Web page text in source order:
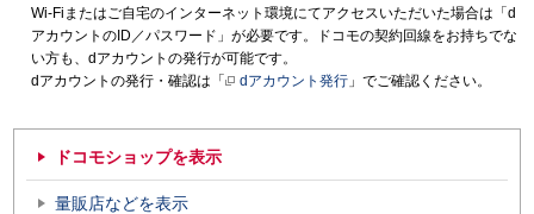
Wi-Fiまたはご自宅のインターネット環境にてアクセスいただいた場合は「d
アカウントのID／パスワード」が必要です。ドコモの契約回線をお持ちでな
い方も、dアカウントの発行が可能です。
dアカウントの発行・確認は「
dアカウント発行 」でご確認ください。
ドコモショップを表示
量販店などを表示